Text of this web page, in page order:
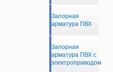
Запорная
арматура ПВХ
Запорная
арматура ПВХ с
электроприводом